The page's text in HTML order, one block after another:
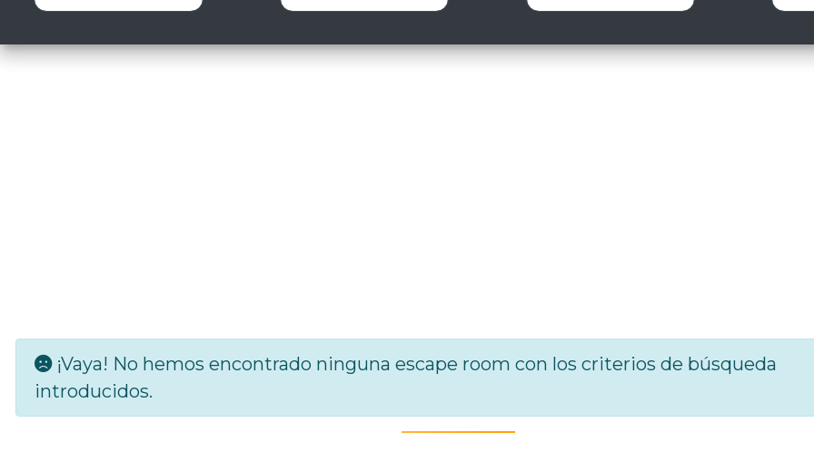
¡Vaya! No hemos encontrado ninguna escape room con los criterios de búsqueda
introducidos.